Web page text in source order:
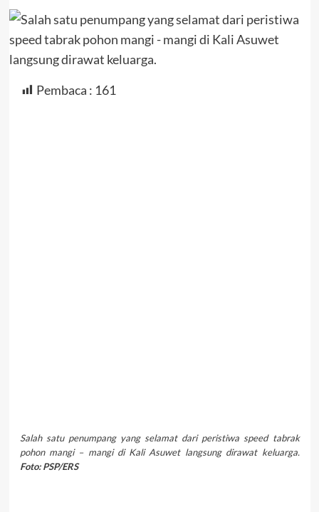
Pembaca : 161
Salah satu penumpang yang selamat dari peristiwa speed tabrak
pohon mangi – mangi di Kali Asuwet langsung dirawat keluarga.
Foto: PSP/ERS